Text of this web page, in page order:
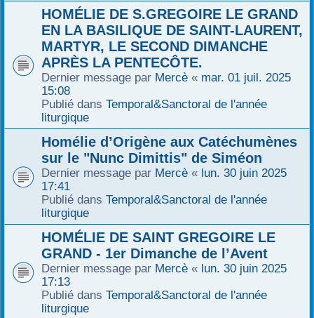
HOMÉLIE DE S.GREGOIRE LE GRAND
EN LA BASILIQUE DE SAINT-LAURENT,
MARTYR, LE SECOND DIMANCHE
APRÈS LA PENTECÔTE.
Dernier message par Mercè « mar. 01 juil. 2025
15:08
Publié dans Temporal&Sanctoral de l'année
liturgique
Homélie d’Origène aux Catéchumènes
sur le "Nunc Dimittis" de Siméon
Dernier message par Mercè « lun. 30 juin 2025
17:41
Publié dans Temporal&Sanctoral de l'année
liturgique
HOMÉLIE DE SAINT GREGOIRE LE
GRAND - 1er Dimanche de l’Avent
Dernier message par Mercè « lun. 30 juin 2025
17:13
Publié dans Temporal&Sanctoral de l'année
liturgique